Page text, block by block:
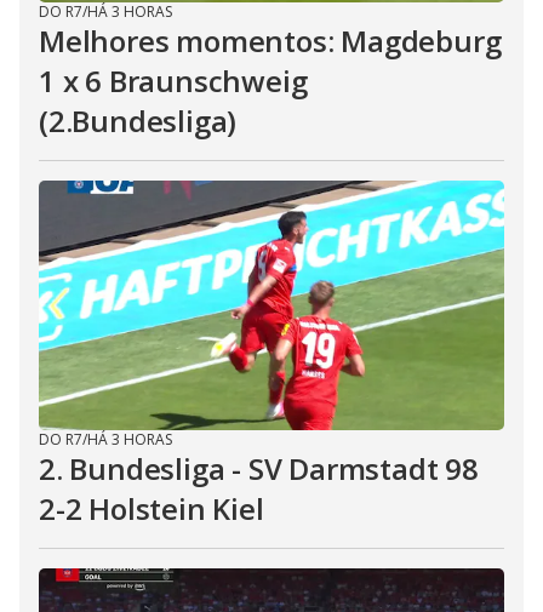
DO R7/HÁ 3 HORAS
Melhores momentos: Magdeburg
1 x 6 Braunschweig
(2.Bundesliga)
DO R7/HÁ 3 HORAS
2. Bundesliga - SV Darmstadt 98
2-2 Holstein Kiel